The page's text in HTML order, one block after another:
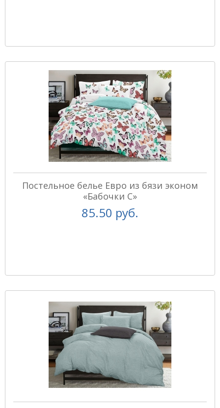
Постельное белье Евро из бязи эконом
«Бабочки С»
85.50 руб.